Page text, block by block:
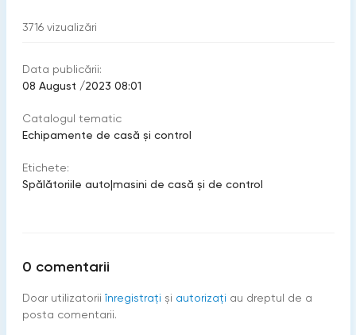
3716 vizualizări
Data publicării:
08 August /2023 08:01
Catalogul tematic
Echipamente de casă şi control
Etichete:
Spălătoriile auto|masini de casă și de control
0 comentarii
Doar utilizatorii înregistraţi şi autorizați au dreptul de a
posta comentarii.